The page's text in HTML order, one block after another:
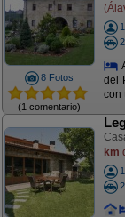
8 Fotos
(1 comentario)
del
con
km